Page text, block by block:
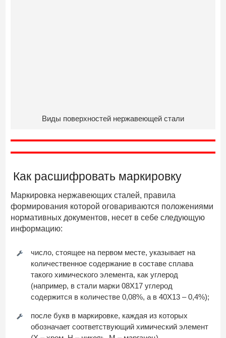
Виды поверхностей нержавеющей стали
Как расшифровать маркировку
Маркировка нержавеющих сталей, правила
формирования которой оговариваются положениями
нормативных документов, несет в себе следующую
информацию:
число, стоящее на первом месте, указывает на
количественное содержание в составе сплава
такого химического элемента, как углерод
(например, в стали марки 08Х17 углерод
содержится в количестве 0,08%, а в 40Х13 – 0,4%);
после букв в маркировке, каждая из которых
обозначает соответствующий химический элемент